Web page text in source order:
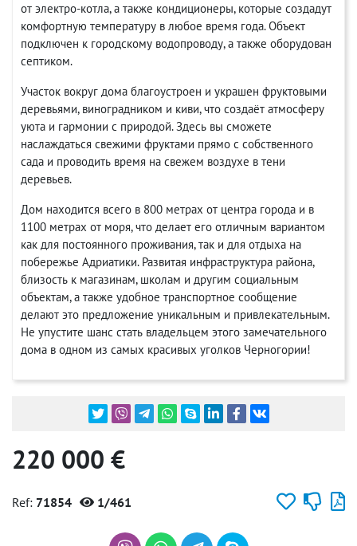
от электро-котла, а также кондиционеры, которые создадут
комфортную температуру в любое время года. Объект
подключен к городскому водопроводу, а также оборудован
септиком.
Участок вокруг дома благоустроен и украшен фруктовыми
деревьями, виноградником и киви, что создаёт атмосферу
уюта и гармонии с природой. Здесь вы сможете
наслаждаться свежими фруктами прямо с собственного
сада и проводить время на свежем воздухе в тени
деревьев.
Дом находится всего в 800 метрах от центра города и в
1100 метрах от моря, что делает его отличным вариантом
как для постоянного проживания, так и для отдыха на
побережье Адриатики. Развитая инфраструктура района,
близость к магазинам, школам и другим социальным
объектам, а также удобное транспортное сообщение
делают это предложение уникальным и привлекательным.
Не упустите шанс стать владельцем этого замечательного
дома в одном из самых красивых уголков Черногории!
220 000 €
Ref: 71854 1/461